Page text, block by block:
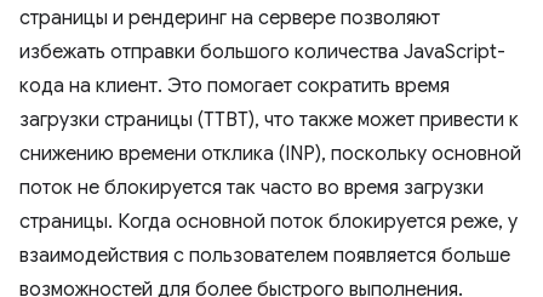
страницы и рендеринг на сервере позволяют
избежать отправки большого количества JavaScript-
кода на клиент. Это помогает сократить время
загрузки страницы (TTBT), что также может привести к
снижению времени отклика (INP), поскольку основной
поток не блокируется так часто во время загрузки
страницы. Когда основной поток блокируется реже, у
взаимодействия с пользователем появляется больше
возможностей для более быстрого выполнения.